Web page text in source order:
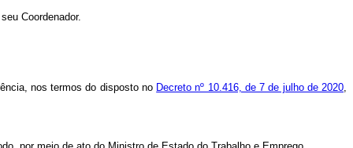
Coordenador.
nos termos do disposto no Decreto nº 10.416, de 7 de julho de 2020,